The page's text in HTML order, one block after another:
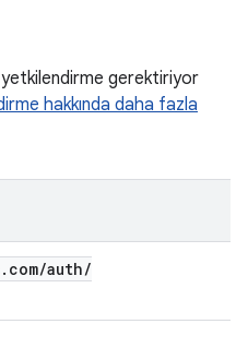
yetkilendirme gerektiriyor
hakkında daha fazla
. com/auth/